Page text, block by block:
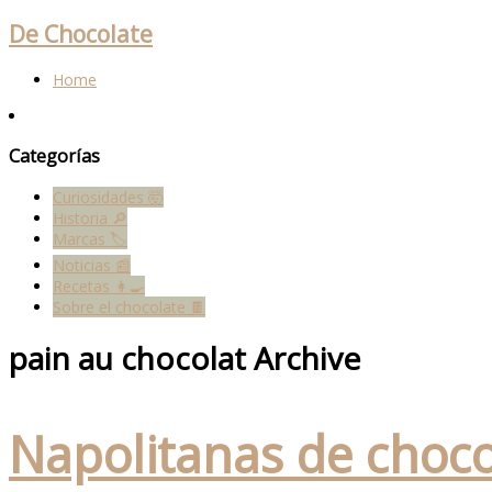
De Chocolate
Home
Categorías
Curiosidades 🤯
Historia 🔎
Marcas 🏷
Noticias 📰
Recetas 👩‍🍳
Sobre el chocolate 🍫
pain au chocolat Archive
Napolitanas de